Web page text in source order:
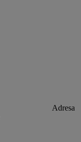
Adresa